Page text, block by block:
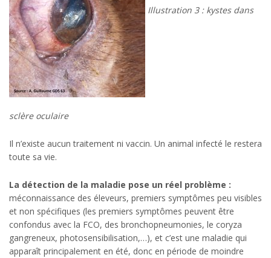
Illustration 3 : kystes dans
sclère oculaire
Il n’existe aucun traitement ni vaccin. Un animal infecté le restera
toute sa vie.
La détection de la maladie pose un réel problème :
méconnaissance des éleveurs, premiers symptômes peu visibles
et non spécifiques (les premiers symptômes peuvent être
confondus avec la FCO, des bronchopneumonies, le coryza
gangreneux, photosensibilisation,…), et c’est une maladie qui
apparaît principalement en été, donc en période de moindre